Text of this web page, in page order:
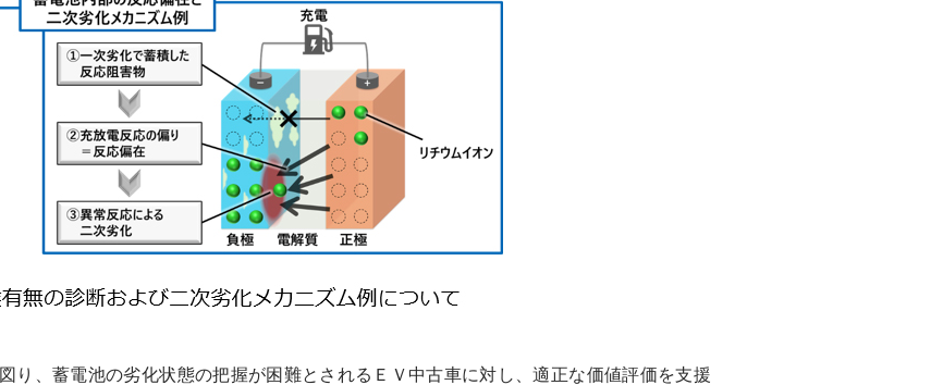
り、蓄電池の劣化状態の把握が困難とされるＥＶ中古車に対し、適正な価値評価を支援